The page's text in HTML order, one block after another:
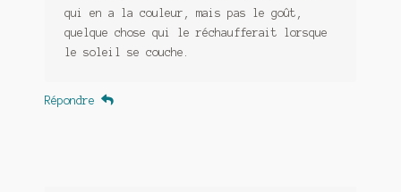
qui en a la couleur, mais pas le goût,
quelque chose qui le réchaufferait lorsque
le soleil se couche.
Répondre